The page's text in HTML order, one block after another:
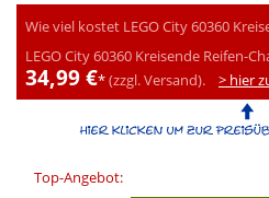
Wie viel kostet LEGO City 60360
LEGO City 60360 Kreisende Reifen-
34,99 €*(zzgl. Versand). > hier
Top-Angebot: